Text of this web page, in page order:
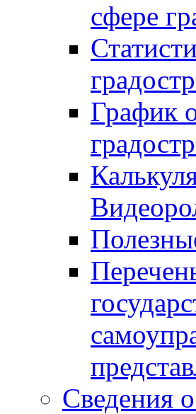
сфере
График
Сведения